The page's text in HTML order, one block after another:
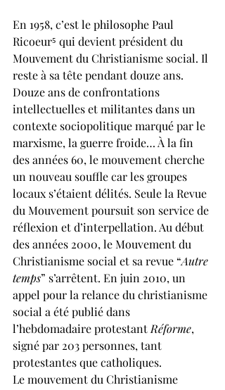
En 1958, c’est le philosophe Paul
Ricoeur⁵ qui devient président du
Mouvement du Christianisme social. Il
reste à sa tête pendant douze ans.
Douze ans de confrontations
intellectuelles et militantes dans un
contexte sociopolitique marqué par le
marxisme, la guerre froide… À la fin
des années 60, le mouvement cherche
un nouveau souffle car les groupes
locaux s’étaient délités. Seule la Revue
du Mouvement poursuit son service de
réflexion et d’interpellation. Au début
des années 2000, le Mouvement du
Christianisme social et sa revue “Autre
temps” s’arrêtent. En juin 2010, un
appel pour la relance du christianisme
social a été publié dans
l’hebdomadaire protestant Réforme,
signé par 203 personnes, tant
protestantes que catholiques.
Le mouvement du Christianisme